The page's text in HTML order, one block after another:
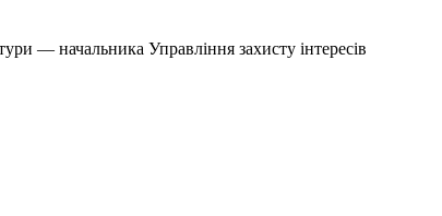
— начальника Управління захисту інтересів